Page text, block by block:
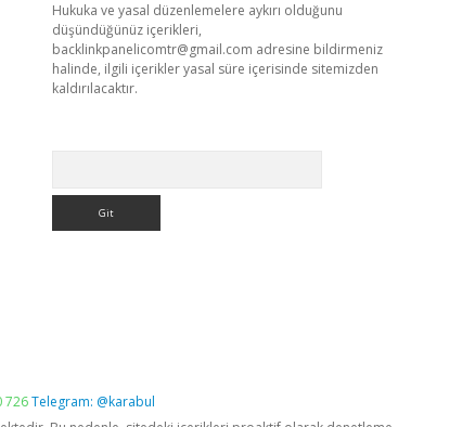
Hukuka ve yasal düzenlemelere aykırı olduğunu
düşündüğünüz içerikleri,
backlinkpanelicomtr@gmail.com adresine bildirmeniz
halinde, ilgili içerikler yasal süre içerisinde sitemizden
kaldırılacaktır.
726Telegram: @karabul